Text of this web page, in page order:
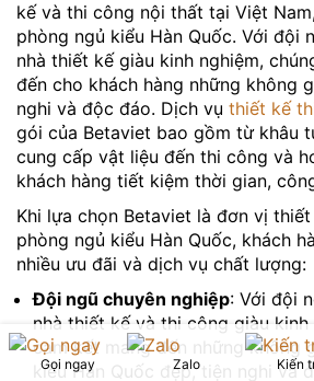
kế và thi công nội thất tại Việt
phòng ngủ kiểu Hàn Quốc. Với đội
nhà thiết kế giàu kinh nghiệm,
đến cho khách hàng những không
nghi và độc đáo. Dịch vụ thiết kế
gói của Betaviet bao gồm từ khâu
cung cấp vật liệu đến thi công và
khách hàng tiết kiệm thời gian,
Khi lựa chọn Betaviet là đơn vị
phòng ngủ kiểu Hàn Quốc, khách
nhiều ưu đãi và dịch vụ chất lượng:
Đội ngũ chuyên nghiệp: Với đội
nhà thiết kế và thi công giàu kinh
cam kết mang đến những không
kiểu Hàn Quốc đẹp, tiện nghi và
Gọi ngay Zalo Kiến